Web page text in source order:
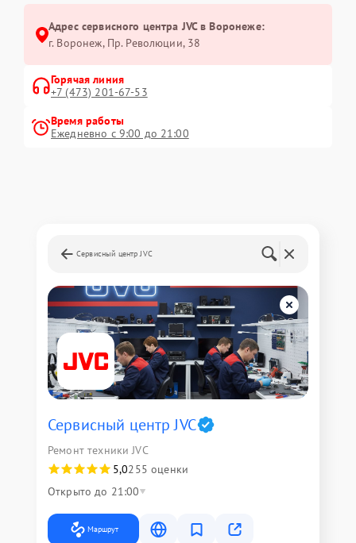
Адрес сервисного центра JVC в Воронеже:
г. Воронеж, Пр. Революции, 38
Горячая линия
+7 (473) 201-67-53
Время работы
Ежедневно с 9:00 до 21:00
Сервисный центр JVC
Сервисный центр JVC
Ремонт техники JVC
5,0255 оценки
Открыто до 21:00
Маршрут